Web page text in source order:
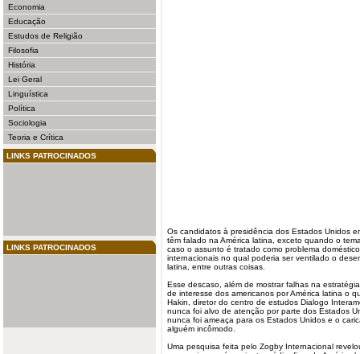
Economia
Educação
Estudos de Religião
Filosofia
História
Lei Geral
Linguística
Política
Sociologia
Teoria e Crítica
LINKS PATROCINADOS
LINKS PATROCINADOS
Os candidatos à presidência dos Estados Unidos
têm falado na América latina , exceto quando o
caso o assunto é tratado como problema
internacionais no qual poderia ser ventilado o
latina, entre outras coisas.
Esse descaso, além de mostrar falhas na
de interesse dos americanos por América latina o
Hakin, diretor do centro de estudos Dialogo
nunca foi alvo de atenção por parte dos Estados
nunca foi ameaça para os Estados Unidos e o
alguém incômodo.
Uma pesquisa feita pelo Zogby Internacional